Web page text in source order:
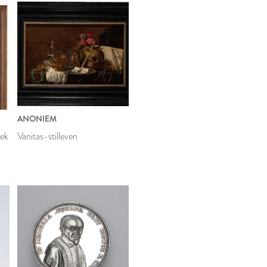
ANONIEM
Vanitas-stilleven